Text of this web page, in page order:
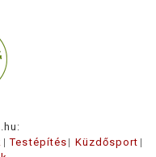
Testépítés
Küzdősport